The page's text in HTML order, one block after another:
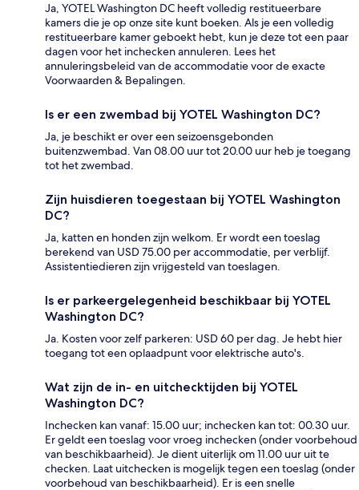
Ja, YOTEL Washington DC heeft volledig restitueerbare
kamers die je op onze site kunt boeken. Als je een volledig
restitueerbare kamer geboekt hebt, kun je deze tot een paar
dagen voor het inchecken annuleren. Lees het
annuleringsbeleid van de accommodatie voor de exacte
Voorwaarden & Bepalingen.
Is er een zwembad bij YOTEL Washington DC?
Ja, je beschikt er over een seizoensgebonden
buitenzwembad. Van 08.00 uur tot 20.00 uur heb je toegang
tot het zwembad.
Zijn huisdieren toegestaan bij YOTEL Washington
DC?
Ja, katten en honden zijn welkom. Er wordt een toeslag
berekend van USD 75.00 per accommodatie, per verblijf.
Assistentiedieren zijn vrijgesteld van toeslagen.
Is er parkeergelegenheid beschikbaar bij YOTEL
Washington DC?
Ja. Kosten voor zelf parkeren: USD 60 per dag. Je hebt hier
toegang tot een oplaadpunt voor elektrische auto's.
Wat zijn de in- en uitchecktijden bij YOTEL
Washington DC?
Inchecken kan vanaf: 15.00 uur; inchecken kan tot: 00.30 uur.
Er geldt een toeslag voor vroeg inchecken (onder voorbehoud
van beschikbaarheid). Je dient uiterlijk om 11.00 uur uit te
checken. Laat uitchecken is mogelijk tegen een toeslag (onder
voorbehoud van beschikbaarheid). Er is een snelle